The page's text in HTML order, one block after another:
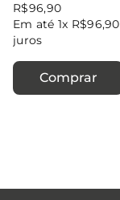
R$96,90
Em até 1x R$96,90
juros
Comprar